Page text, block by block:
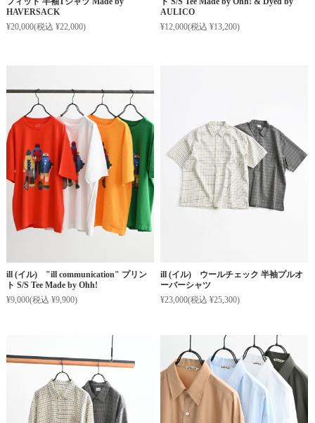
HAVERSACK
¥20,000(税込 ¥22,000)
AULICO
¥12,000(税込 ¥13,200)
ill (イル) "ill communication" プリン
ト S/S Tee Made by Ohh!
¥9,000(税込 ¥9,900)
ill (イル) ウールチェック 半袖プルオ
ーバーシャツ
¥23,000(税込 ¥25,300)